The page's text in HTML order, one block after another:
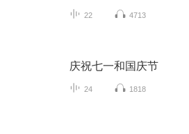
22 4713
庆祝七一和国庆节
24 1818